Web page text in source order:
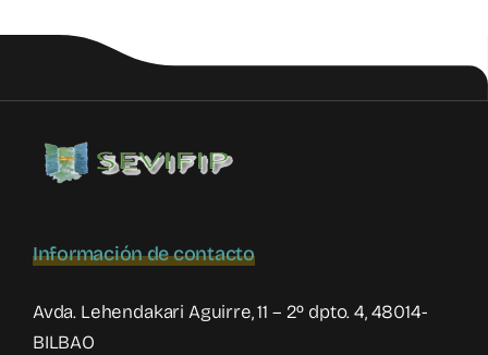
mirada
e
Información de contacto
Avda. Lehendakari Aguirre, 11 – 2º dpto. 4, 48014-
BILBAO